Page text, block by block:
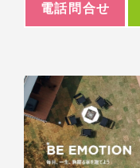
電話問合せ